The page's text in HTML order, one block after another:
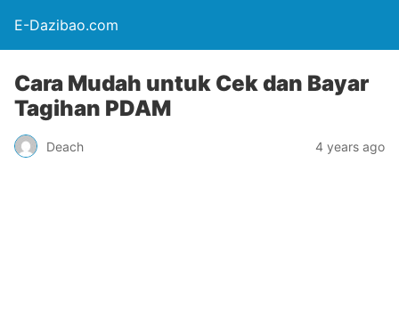
E-Dazibao.com
Cara Mudah untuk Cek dan Bayar
Tagihan PDAM
Deach 4 years ago